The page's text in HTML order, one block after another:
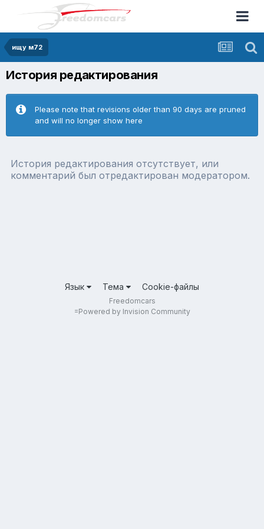
ищу м72
История редактирования
Please note that revisions older than 90 days are pruned
and will no longer show here
История редактирования отсутствует, или
комментарий был отредактирован модератором.
Язык Тема Cookie-файлы
Freedomcars
=Powered by Invision Community